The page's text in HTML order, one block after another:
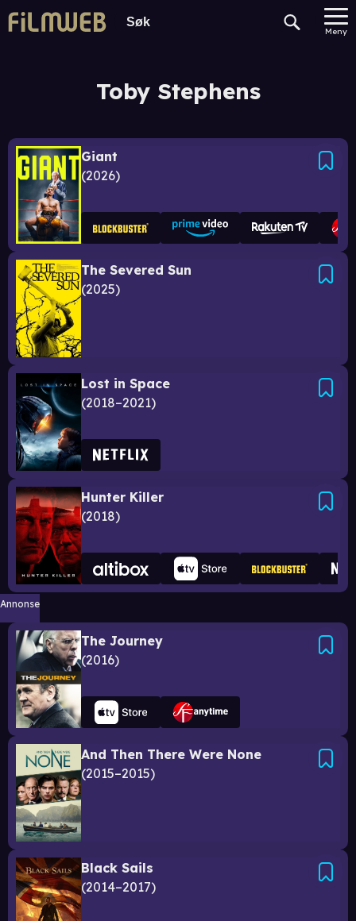
Meny
Toby Stephens
Giant
2026
The Severed Sun
2025
Lost in Space
2018–2021
Hunter Killer
2018
Annonse
The Journey
2016
And Then There Were None
2015–2015
Black Sails
2014–2017